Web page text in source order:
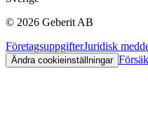
© 2026 Geberit AB
FöretagsuppgifterJuridisk
Ändra cookieinställningar